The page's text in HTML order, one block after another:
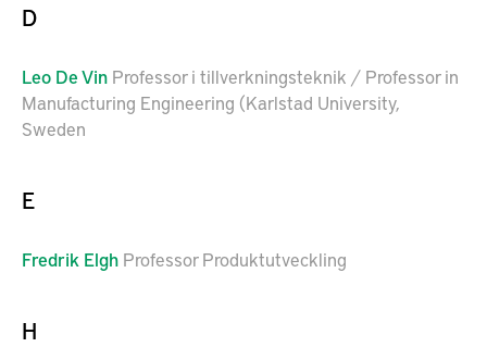
D
Leo De Vin Professor i tillverkningsteknik / Professor in
Manufacturing Engineering (Karlstad University,
Sweden
E
Fredrik Elgh Professor Produktutveckling
H